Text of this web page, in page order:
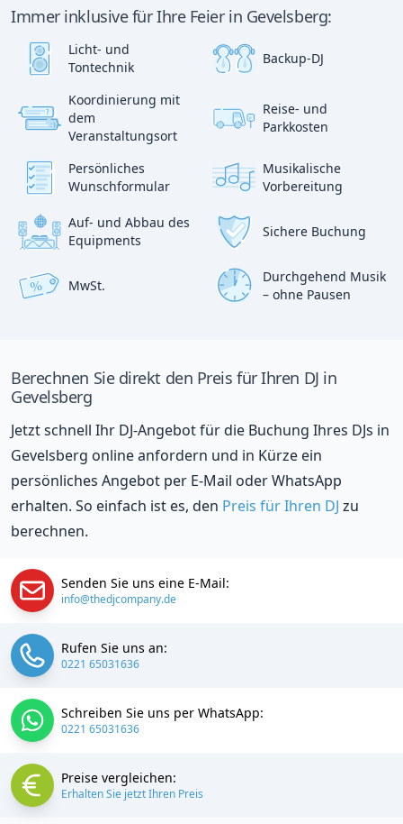
Immer inklusive für Ihre Feier in Gevelsberg:
Licht- und
Tontechnik
Backup-DJ
?
:)
Koordinierung mit
dem
Veranstaltungsort
p
Reise- und
Parkkosten
Persönliches
Wunschformular
Musikalische
Vorbereitung
Auf- und Abbau des
Equipments
Sichere Buchung
% MwSt.
Durchgehend Musik
– ohne Pausen
Berechnen Sie direkt den Preis für Ihren DJ in
Gevelsberg
Jetzt schnell Ihr DJ-Angebot für die Buchung Ihres DJs in
Gevelsberg online anfordern und in Kürze ein
persönliches Angebot per E-Mail oder WhatsApp
erhalten. So einfach ist es, den Preis für Ihren DJ zu
berechnen.
Senden Sie uns eine E-Mail:
info@thedjcompany.de
Rufen Sie uns an:
0221 65031636
Schreiben Sie uns per WhatsApp:
0221 65031636
Preise vergleichen:
Erhalten Sie jetzt Ihren Preis